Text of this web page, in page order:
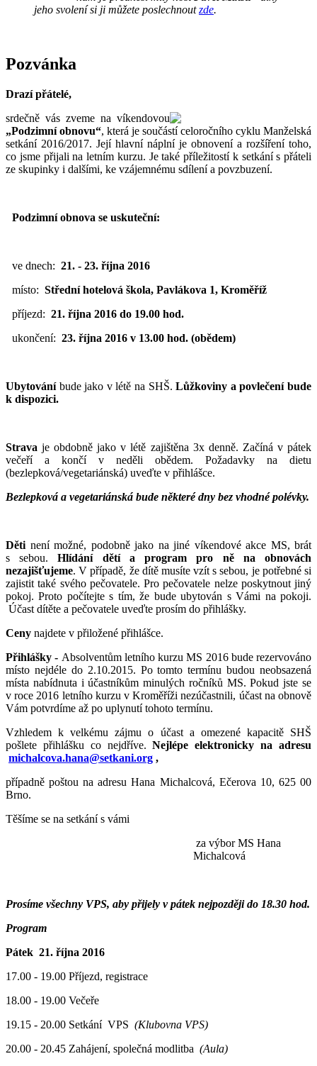
jeho svolení si ji můžete poslechnoutzde.
Pozvánka
Drazí přátelé,
srdečně vás zveme na víkendovou
„Podzimní obnovu“, která je součástí celoročního cyklu Manželská
setkání 2016/2017. Její hlavní náplní je obnovení a rozšíření toho,
co jsme přijali na letním kurzu. Je také příležitostí k setkání s přáteli
ze skupinky i dalšími, ke vzájemnému sdílení a povzbuzení.
Podzimní obnova se uskuteční:
ve dnech:21. - 23. října 2016
místo:Střední hotelová škola, Pavlákova 1,Kroměříž
příjezd:21.října 2016 do 19.00 hod.
ukončení:23. října 2016 v 13.00 hod. (obědem)
Ubytování bude jako v létě na SHŠ.Lůžkoviny a povlečení bude
k dispozici.
Stravaje obdobně jako v létě zajištěna 3x denně. Začíná v pátek
večeří a končí v neděli obědem. Požadavky na dietu
(bezlepková/vegetariánská) uveďte v přihlášce.
Bezlepková a vegetariánská bude některé dny bez vhodné polévky.
Děti není možné, podobně jako na jiné víkendové akce MS, brát
s sebou.Hlídání dětí a program pro ně na obnovách
nezajišťujeme. V případě, že dítě musíte vzít s sebou, je potřebné si
zajistit také svého pečovatele. Pro pečovatele nelze poskytnout jiný
pokoj. Proto počítejte s tím, že bude ubytován s Vámi na pokoji.
Účast dítěte a pečovatele uveďte prosím do přihlášky.
Ceny najdete v přiložené přihlášce.
Přihlášky - Absolventům letního kurzu MS 2016 bude rezervováno
místo nejdéle do 2.10.2015. Po tomto termínu budou neobsazená
místa nabídnuta i účastníkům minulých ročníků MS. Pokud jste se
v roce 2016 letního kurzu v Kroměříži nezúčastnili, účast na obnově
Vám potvrdíme až po uplynutí tohoto termínu.
Vzhledem k velkému zájmu o účast a omezené kapacitě SHŠ
pošlete přihlášku co nejdříve.Nejlépe elektronicky na adresu
michalcova.hana@setkani.org ,
případně poštou na adresu Hana Michalcová, Ečerova 10, 625 00
Brno.
Těšíme se na setkání s vámi
za výbor MS Hana
Michalcová
Prosíme všechny VPS, aby přijely v pátek nejpozději do 18.30 hod.
Program
Pátek 21. října 2016
17.00 - 19.00 Příjezd, registrace
18.00 - 19.00 Večeře
19.15 - 20.00 Setkání VPS (Klubovna VPS)
20.00 - 20.45 Zahájení, společná modlitba (Aula)